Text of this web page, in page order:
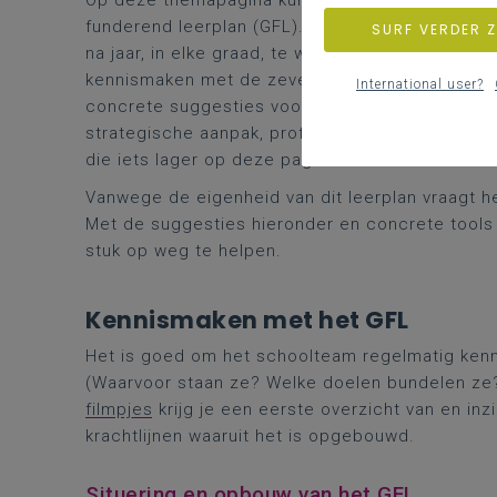
funderend leerplan (GFL). Het biedt scholen
na jaar, in elke graad, te werken aan de
kennismaken met de zeven krachtlijnen van het
concrete suggesties voor je lespraktijk. Voor
strategische aanpak, professionele dialoog en
die iets lager op deze pagina.
Vanwege de eigenheid van dit leerplan vraagt
Met de suggesties hieronder en concrete tools
stuk op weg te helpen.
Kennismaken met het GFL
Het is goed om het schoolteam regelmatig
(Waarvoor staan ze? Welke doelen bundelen
filmpjes krijg je een eerste overzicht van en
krachtlijnen waaruit het is opgebouwd.
SURF VERDER
International user?